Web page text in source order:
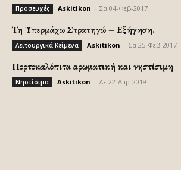
Προσευχές Askitikon Σα 04-Φεβ-2017
Τη Υπερμάχω Στρατηγώ – Εξήγηση.
Λειτουργικά Κείμενα Askitikon Σα 25-Φεβ-2017
Πορτοκαλόπιτα αρωματική και νηστίσιμη
Νηστίσιμα Askitikon Δε 22-Απρ-2019